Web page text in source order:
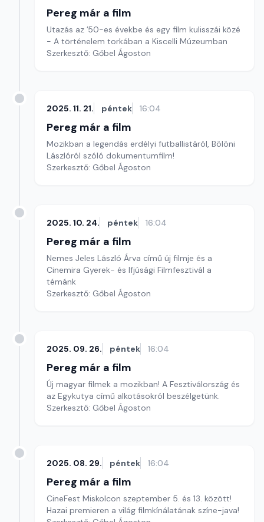
Pereg már a film
Utazás az ’50-es évekbe és egy film kulisszái közé
- A történelem torkában a Kiscelli Múzeumban
Szerkesztő: Gőbel Ágoston
2025. 11. 21. péntek 16:04
Pereg már a film
Mozikban a legendás erdélyi futballistáról, Bölöni
Lászlóról szóló dokumentumfilm!
Szerkesztő: Gőbel Ágoston
2025. 10. 24. péntek 16:04
Pereg már a film
Nemes Jeles László Árva című új filmje és a
Cinemira Gyerek- és Ifjúsági Filmfesztivál a
témánk
Szerkesztő: Gőbel Ágoston
2025. 09. 26. péntek 16:04
Pereg már a film
Új magyar filmek a mozikban! A Fesztiválország és
az Egykutya című alkotásokról beszélgetünk.
Szerkesztő: Gőbel Ágoston
2025. 08. 29. péntek 16:04
Pereg már a film
CineFest Miskolcon szeptember 5. és 13. között!
Hazai premieren a világ filmkínálatának színe-java!